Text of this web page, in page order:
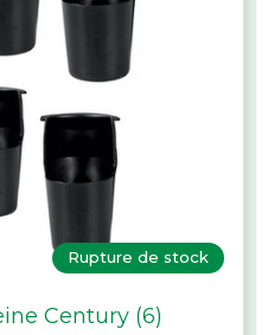
Rupture de stock
Century (6)